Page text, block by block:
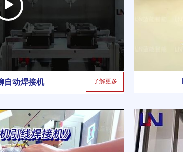
了解更多
自动焊接机